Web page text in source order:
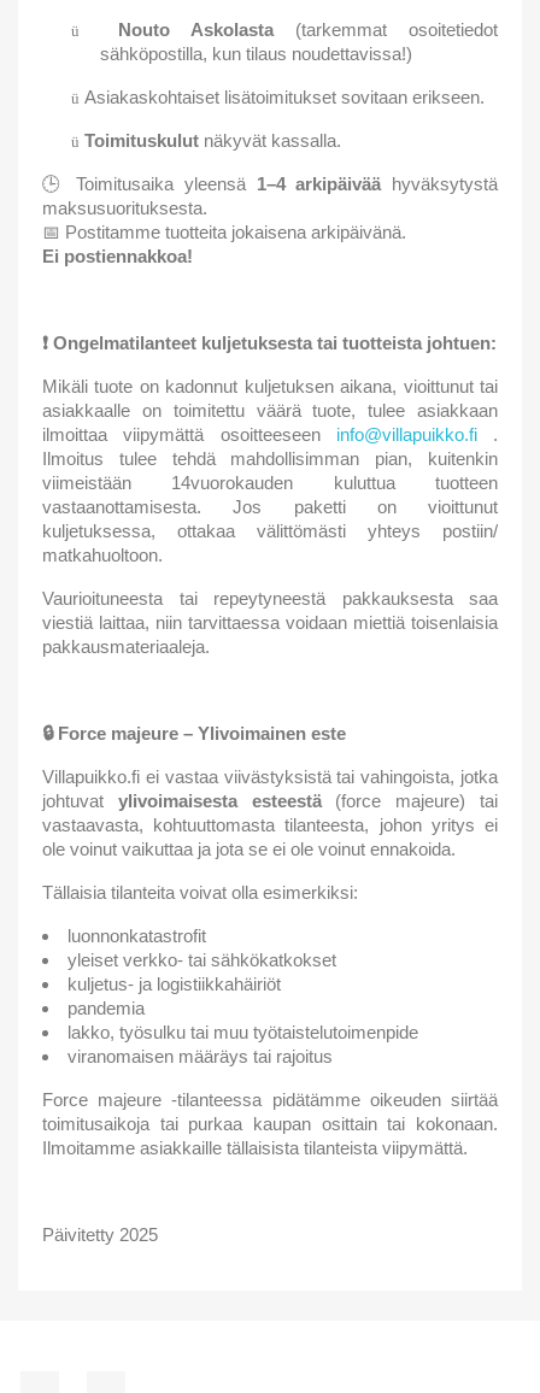
ü Nouto Askolasta (tarkemmat osoitetiedot
sähköpostilla, kun tilaus noudettavissa!)
ü Asiakaskohtaiset lisätoimitukset sovitaan erikseen.
ü Toimituskulut näkyvät kassalla.
🕒 Toimitusaika yleensä 1–4 arkipäivää hyväksytystä
maksusuorituksesta.
📅 Postitamme tuotteita jokaisena arkipäivänä.
Ei postiennakkoa!
❗ Ongelmatilanteet kuljetuksesta tai tuotteista johtuen:
Mikäli tuote on kadonnut kuljetuksen aikana, vioittunut tai
asiakkaalle on toimitettu väärä tuote, tulee asiakkaan
ilmoittaa viipymättä osoitteeseen info@villapuikko.fi.
Ilmoitus tulee tehdä mahdollisimman pian, kuitenkin
viimeistään 14vuorokauden kuluttua tuotteen
vastaanottamisesta. Jos paketti on vioittunut
kuljetuksessa, ottakaa välittömästi yhteys postiin/
matkahuoltoon.
Vaurioituneesta tai repeytyneestä pakkauksesta saa
viestiä laittaa, niin tarvittaessa voidaan miettiä toisenlaisia
pakkausmateriaaleja.
🔒Force majeure – Ylivoimainen este
Villapuikko.fi ei vastaa viivästyksistä tai vahingoista, jotka
johtuvat ylivoimaisesta esteestä(force majeure) tai
vastaavasta, kohtuuttomasta tilanteesta, johon yritys ei
ole voinut vaikuttaa ja jota se ei ole voinut ennakoida.
Tällaisia tilanteita voivat olla esimerkiksi:
luonnonkatastrofit
yleiset verkko- tai sähkökatkokset
kuljetus- ja logistiikkahäiriöt
pandemia
lakko, työsulku tai muu työtaistelutoimenpide
viranomaisen määräys tai rajoitus
Force majeure -tilanteessa pidätämme oikeuden siirtää
toimitusaikoja tai purkaa kaupan osittain tai kokonaan.
Ilmoitamme asiakkaille tällaisista tilanteista viipymättä.
Päivitetty 2025